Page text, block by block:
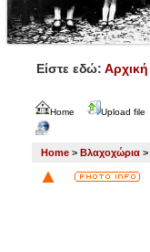
Είστε εδώ: Αρχική
Home Upload file
Home > Βλαχοχώρια >